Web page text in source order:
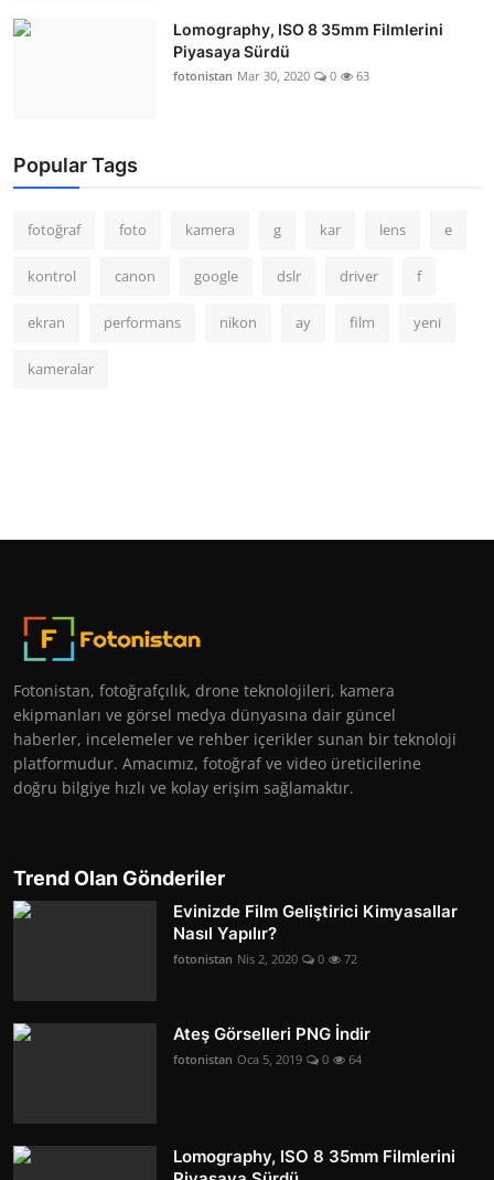
Lomography, ISO 8 35mm Filmlerini
Piyasaya Sürdü
fotonistan Mar 30, 2020 0 63
Popular Tags
fotoğraf foto kamera g kar lens e
kontrol canon google dslr driver f
ekran performans nikon ay film yeni
kameralar
Fotonistan, fotoğrafçılık, drone teknolojileri, kamera
ekipmanları ve görsel medya dünyasına dair güncel
haberler, incelemeler ve rehber içerikler sunan bir teknoloji
platformudur. Amacımız, fotoğraf ve video üreticilerine
doğru bilgiye hızlı ve kolay erişim sağlamaktır.
Trend Olan Gönderiler
Evinizde Film Geliştirici Kimyasallar
Nasıl Yapılır?
fotonistan Nis 2, 2020 0 72
Ateş Görselleri PNG İndir
fotonistan Oca 5, 2019 0 64
Lomography, ISO 8 35mm Filmlerini